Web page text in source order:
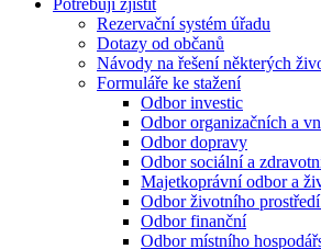
Potřebuji zjistit
Rezervační systém úřadu
Dotazy od občanů
Návody na řešení některých
Formuláře ke stažení
Odbor investic
Odbor organizačních a
Odbor dopravy
Odbor sociální a
Majetkoprávní odbor a
Odbor životního
Odbor finanční
Odbor místního